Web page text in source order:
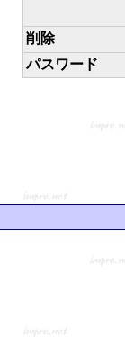
削除
パスワード